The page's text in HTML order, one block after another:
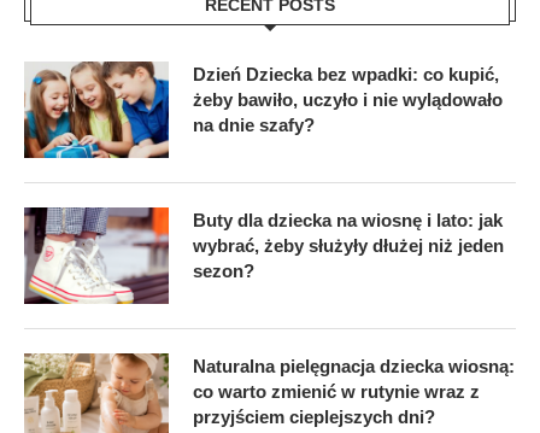
RECENT POSTS
Dzień Dziecka bez wpadki: co kupić,
żeby bawiło, uczyło i nie wylądowało
na dnie szafy?
Buty dla dziecka na wiosnę i lato: jak
wybrać, żeby służyły dłużej niż jeden
sezon?
Naturalna pielęgnacja dziecka wiosną:
co warto zmienić w rutynie wraz z
przyjściem cieplejszych dni?